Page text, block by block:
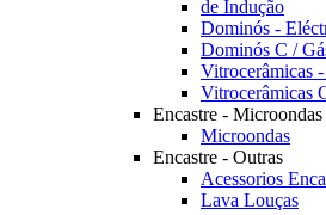
de Indução
Dominós -
Dominós C /
Vitrocerâmicas
Vitrocerâmicas
Encastre - Microondas
Microondas
Encastre - Outras
Acessorios
Lava Louças